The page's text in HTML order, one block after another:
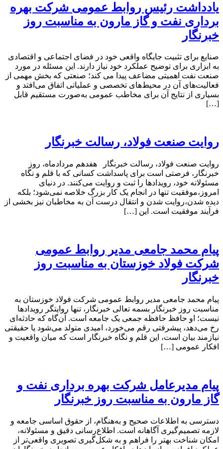
یادداشت رئیس روابط عمومی شرکت بهره
برداری نفت و گاز مارون به مناسبت روز
خبرنگار
صنایع برای تثبیت جایگاه واقعی خود در فضای اجتماعی و اقتصادی
به ابزاری برای توضیح عملکرد خود نیاز دارند. این مسئله در مورد
صنعت نفت اهمیتی مضاعف پیدا می کند؛ صنعتی که بخش مهمی از
فعالیت‌های آن در محیط‌های تخصصی و عملیاتی اتفاق می‌افتد و
بسیاری از نتایج آن برای مخاطب عمومی به‌صورت مستقیم قابل
[…]
روایت صنعت فولاد،‌ رسالت خبرنگار
روایت صنعت فولاد،‌ رسالت خبرنگار هفدهم مردادماه، روز
خبرنگار، فرصتی است برای پاسداشت کسانی که با قلم و نگاه
مسئولانه خود، رویدادها را ثبت و روایت می‌کنند. در دنیای
امروز،موفقیت تنها در انجام یک کار بزرگ خلاصه نمی‌شود؛ بلکه
دیده شدن،روایت شدن و انتقال درست آن به مخاطبان نیز بخشی از
فرآیند موفقیت است. این […]
پیام محمد جامعی مدیر روابط عمومی
شرکت فولاد خوزستان به مناسبت روز
خبرنگار
پیام محمد جامعی مدیر روابط عمومی شرکت فولاد خوزستان به
مناسبت روز خبرنگار بسمه تعالی خبرنگار، تنها روایتگر رویدادها
نیست؛ او حافظ حافظه جمعی یک جامعه است. آن‌گاه که حادثه‌ای
رخ می‌دهد، پیشرفتی رقم می‌خورد، امیدی متولد می‌شود یا حقیقتی
نیازمند بیان است، این قلم و نگاه خبرنگار است که میان واقعیت و
افکار عمومی […]
پیام مدیرعامل شرکت بهره برداری نفت و
گاز مارون به مناسبت روز خبرنگار
دسترسی به اطلاعات صحیح و به‌هنگام، از حقوق اساسی جامعه و
لازمه تصمیم‌گیری آگاهانه است. اطلاع‌رسانی دقیق و مسئولانه،
امکان شناخت بهتر را فراهم و به شکل‌گیری تصویری واقعی‌تر از